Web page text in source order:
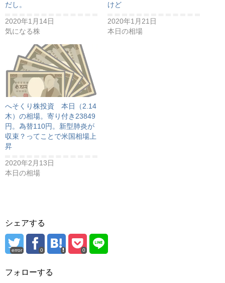
だし。
2020年1月14日
気になる株
けど
2020年1月21日
本日の相場
へそくり株投資 本日（2.14
木）の相場。寄り付き23849
円。為替110円。新型肺炎が
収束？ってことで米国相場上
昇
2020年2月13日
本日の相場
シェアする
error 0 0
フォローする